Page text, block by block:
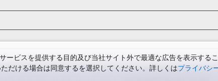
旅館 兵庫県ホテル・旅館 奈良県ホテル・旅館
和歌山県ホ
旅館 島根県ホテル・旅館 山口県ホテル・旅館
福岡
旅館 熊本県ホテル・旅館 大分県ホテル・旅館 宮崎県ホテ
坂温泉(福島) 北陸 和倉温泉(石川) 宇奈月温泉(富山) あわ
昼神温泉(長野) 東海 浜名湖かんざんじ温泉(静岡) 下呂温
関東 東京旅行・ツアー 神奈川旅行・ツアー 埼玉旅行・
群馬旅行・ツアー 北陸 富山旅行・ツアー 石川旅行・ツ
・ツアー 長野旅行・ツアー 東海 静岡旅行・ツアー
岐阜
関西 滋賀旅行・ツアー 京都旅行・ツアー 大阪旅行・ツ
ー 四国 徳島旅行・ツアー 高知旅行・ツアー 香川旅行・
版
（GW）の国内旅行 夏休み・お盆の国内旅行 7月の国内旅行
11月の国内旅行 紅葉旅行 クリスマスの国内旅行
年末年始・
ービスを提供する目的及び当社サイト外で最適な広告を表示する
だける場合は同意するを選択してください。詳しくはプライバシ